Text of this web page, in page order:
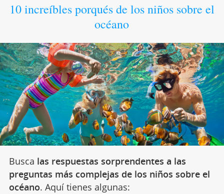
10 increíbles porqués de los niños sobre el
océano
Busca las respuestas sorprendentes a las
preguntas más complejas de los niños sobre el
océano. Aquí tienes algunas: